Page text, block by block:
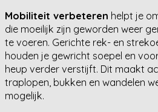
Mobiliteit verbeteren helpt je
die moeilijk zijn geworden weer
te voeren. Gerichte rek- en
houden je gewricht soepel en
heup verder verstijft. Dit maakt
traplopen, bukken en wandelen
mogelijk.